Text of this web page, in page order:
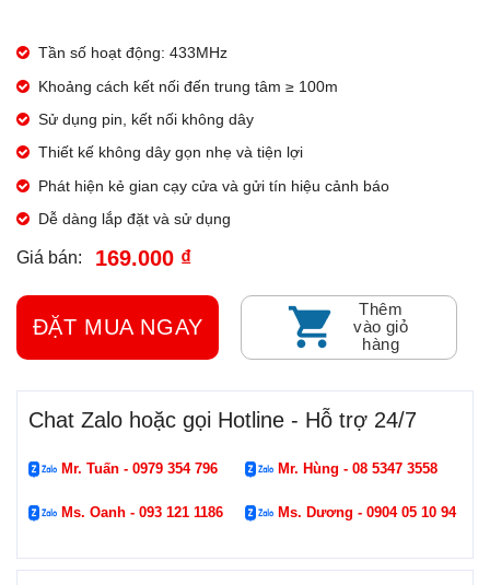
Tần số hoạt động: 433MHz
Khoảng cách kết nối đến trung tâm ≥ 100m
Sử dụng pin, kết nối không dây
Thiết kế không dây gọn nhẹ và tiện lợi
Phát hiện kẻ gian cạy cửa và gửi tín hiệu cảnh báo
Dễ dàng lắp đặt và sử dụng
Giá bán: 169.000 ₫
ĐẶT MUA NGAY
Thêm
vào giỏ
hàng
Chat Zalo hoặc gọi Hotline - Hỗ trợ 24/7
Mr. Tuấn - 0979 354 796 Mr. Hùng - 08 5347 3558
Ms. Oanh - 093 121 1186 Ms. Dương - 0904 05 10 94